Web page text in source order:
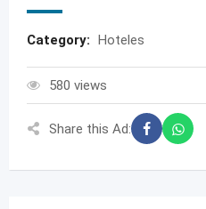
Category: Hoteles
580 views
Share this Ad: